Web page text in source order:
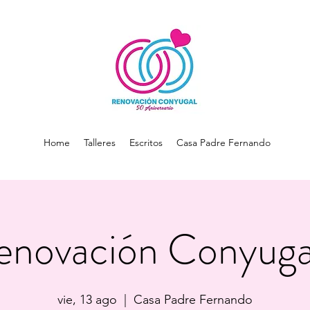
Home Talleres Escritos Casa Padre Fernando
vie, 13 ago Casa Padre Fernando